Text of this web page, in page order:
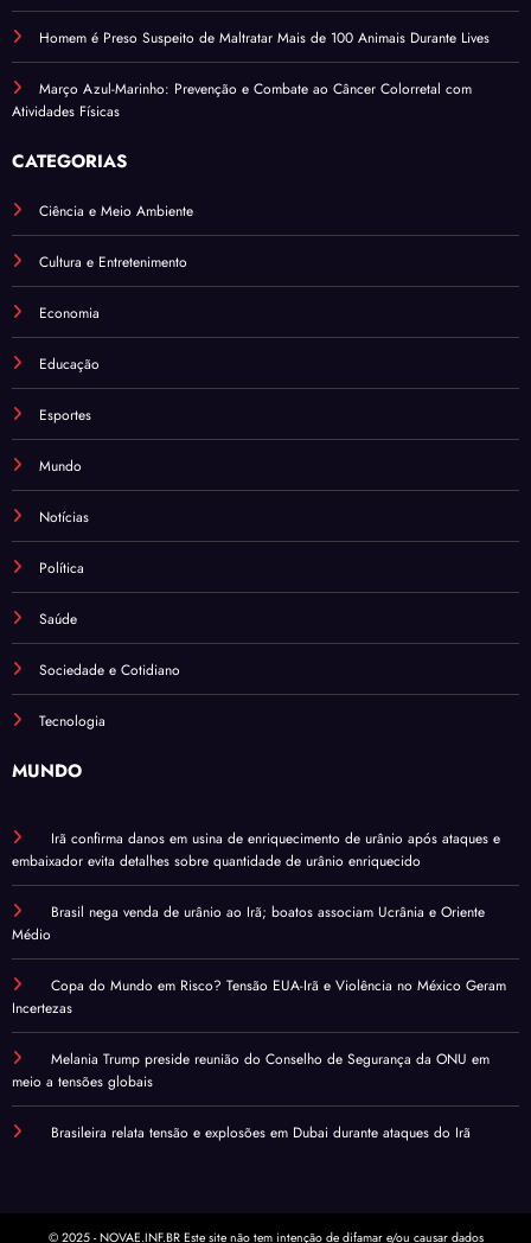
Homem é Preso Suspeito de Maltratar Mais de 100 Animais Durante Lives
Março Azul-Marinho: Prevenção e Combate ao Câncer Colorretal com
Atividades Físicas
CATEGORIAS
Ciência e Meio Ambiente
Cultura e Entretenimento
Economia
Educação
Esportes
Mundo
Notícias
Política
Saúde
Sociedade e Cotidiano
Tecnologia
MUNDO
Irã confirma danos em usina de enriquecimento de urânio após ataques e
embaixador evita detalhes sobre quantidade de urânio enriquecido
Brasil nega venda de urânio ao Irã; boatos associam Ucrânia e Oriente
Médio
Copa do Mundo em Risco? Tensão EUA-Irã e Violência no México Geram
Incertezas
Melania Trump preside reunião do Conselho de Segurança da ONU em
meio a tensões globais
Brasileira relata tensão e explosões em Dubai durante ataques do Irã
© 2025 - NOVAE.INF.BR Este site não tem intenção de difamar e/ou causar dados